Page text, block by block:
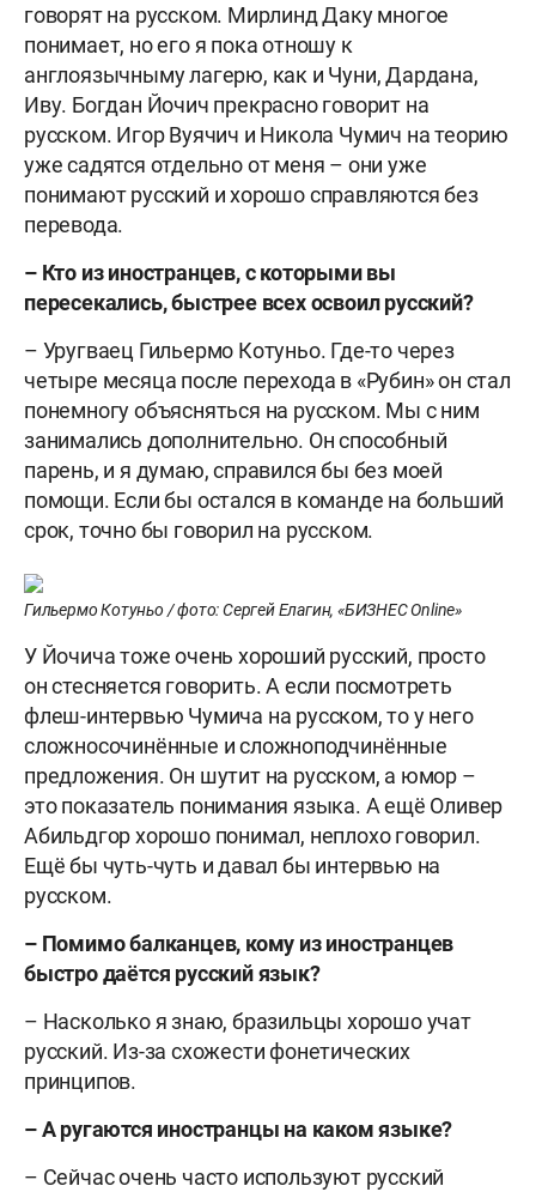
говорят на русском. Мирлинд Даку многое
понимает, но его я пока отношу к
англоязычныму лагерю, как и Чуни, Дардана,
Иву. Богдан Йочич прекрасно говорит на
русском. Игор Вуячич и Никола Чумич на теорию
уже садятся отдельно от меня – они уже
понимают русский и хорошо справляются без
перевода.
– Кто из иностранцев, с которыми вы
пересекались, быстрее всех освоил русский?
– Уругваец Гильермо Котуньо. Где-то через
четыре месяца после перехода в «Рубин» он стал
понемногу объясняться на русском. Мы с ним
занимались дополнительно. Он способный
парень, и я думаю, справился бы без моей
помощи. Если бы остался в команде на больший
срок, точно бы говорил на русском.
Гильермо Котуньо / фото: Сергей Елагин, «БИЗНЕС Online»
У Йочича тоже очень хороший русский, просто
он стесняется говорить. А если посмотреть
флеш-интервью Чумича на русском, то у него
сложносочинённые и сложноподчинённые
предложения. Он шутит на русском, а юмор –
это показатель понимания языка. А ещё Оливер
Абильдгор хорошо понимал, неплохо говорил.
Ещё бы чуть-чуть и давал бы интервью на
русском.
– Помимо балканцев, кому из иностранцев
быстро даётся русский язык?
– Насколько я знаю, бразильцы хорошо учат
русский. Из-за схожести фонетических
принципов.
– А ругаются иностранцы на каком языке?
– Сейчас очень часто используют русский